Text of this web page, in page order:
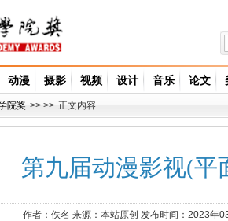
动漫 摄影 视频 设计 音乐 论文
院奖 >> >> 正文内容
第九届动漫影视(平
作者： 佚名 来源： 本站原创 发布时间：2023年